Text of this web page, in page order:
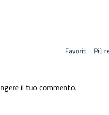
Favoriti Più
il tuo commento.